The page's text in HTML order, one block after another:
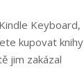
Keyboard,
kupovat knihy
jim zakázal